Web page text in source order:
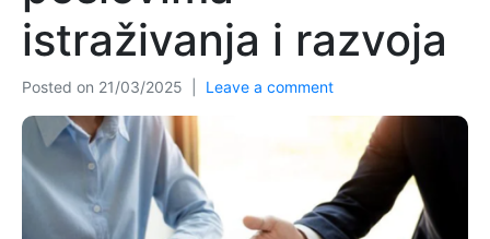
istraživanja i razvoja
Posted on 21/03/2025 Leave a comment